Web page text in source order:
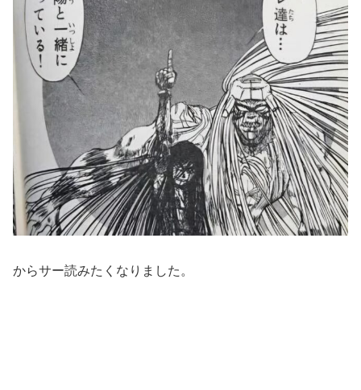
からサー読みたくなりました。